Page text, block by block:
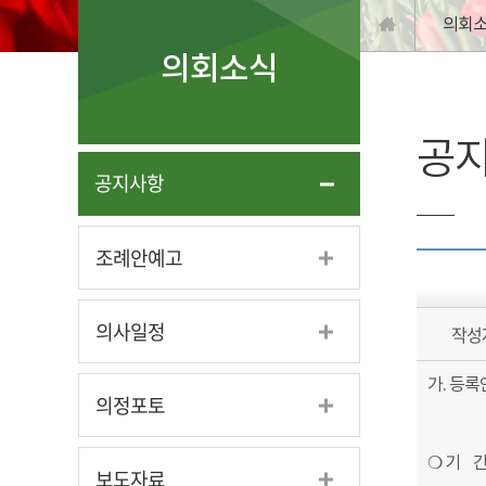
의회소식
공지사항
조례안예고
의사일정
의정포토
보도자료
의회
공
작
가. 등록
❍ 기 간: